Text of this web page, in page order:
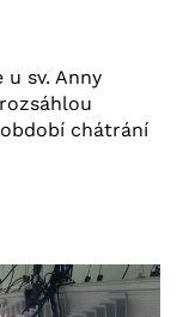
sv. Anny
chátrání